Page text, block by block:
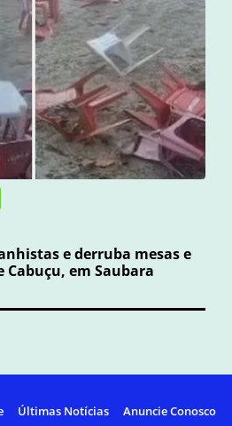
e derruba mesas e
Cabuçu, em Saubara
Últimas Notícias Anuncie Conosco